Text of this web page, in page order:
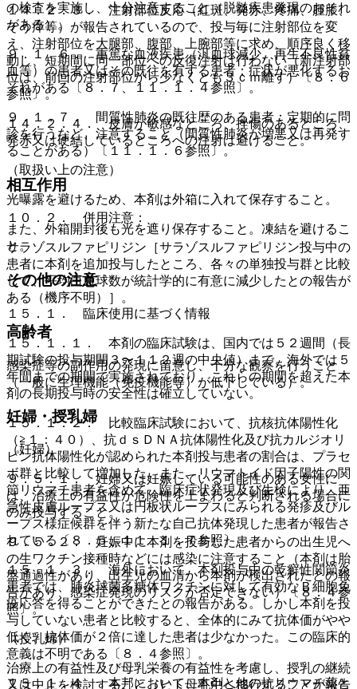
１４．２．３． 注射部位反応（紅斑、発赤、疼痛、腫脹、
そう痒等）が報告されているので、投与毎に注射部位を変
え、注射部位を大腿部、腹部、上腕部等に求め、順序良く移
動し、短期間に同一部位への反復注射は行わない（新注射部
位は、前回の注射部位から少なくとも３ｃｍ離す）〔８．６
参照〕。
１４．２．４． 皮膚が敏感なところ、挫傷のあるところ、
発赤又は硬結しているところへの注射は避けること。
（取扱い上の注意）
光曝露を避けるため、本剤は外箱に入れて保存すること。
また、外箱開封後も光を遮り保存すること。凍結を避けるこ
と。
その他の注意
１５．１． 臨床使用に基づく情報
１５．１．１． 本剤の臨床試験は、国内では５２週間（長
期試験の投与期間３〜１１２週の中央値）まで、海外では５
年間までの期間で実施されており、これらの期間を超えた本
剤の長期投与時の安全性は確立していない。
１５．１．２． 比較臨床試験において、抗核抗体陽性化
（≧１：４０）、抗ｄｓＤＮＡ抗体陽性化及び抗カルジオリ
ピン抗体陽性化が認められた本剤投与患者の割合は、プラセ
ボ群と比較して増加した。また、リウマトイド因子陽性の関
節リウマチ患者を含めて、臨床症状発現及び生検により、亜
急性皮膚ループス又は円板状ループスにみられる発疹及びル
ープス様症候群を伴う新たな自己抗体発現した患者が報告さ
れている〔８．５、１１．１．７参照〕。
１５．１．３． 海外において、本剤投与中の乾癬性関節炎
患者では、肺炎球菌多糖体ワクチンに対して有効なＢ細胞免
疫応答を得ることができたとの報告がある。しかし本剤を投
与していない患者と比較すると、全体的にみて抗体価がやや
低く、抗体価が２倍に達した患者は少なかった。この臨床的
意義は不明である〔８．４参照〕。
１５．１．４． 本邦において、本剤と他の抗リウマチ薬と
の検査を実施し、十分注意すること（脱髄疾患発現のおそれ
がある）。
９．１．６． 重篤な血液疾患（汎血球減少、再生不良性貧
血等）の患者又はその既往を有する患者：症状が悪化するお
それがある〔８．７、１１．１．４参照〕。
９．１．７． 間質性肺炎の既往歴のある患者：定期的に問
診を行うなど、注意すること（間質性肺炎が増悪又は再発す
ることがある）〔１１．１．６参照〕。
相互作用
１０．２． 併用注意：
サラゾスルファピリジン［サラゾスルファピリジン投与中の
患者に本剤を追加投与したところ、各々の単独投与群と比較
して、平均白血球数が統計学的に有意に減少したとの報告が
ある（機序不明）］。
高齢者
感染症等の副作用の発現に留意し、十分な観察を行うこと
（一般に生理機能（免疫機能等）が低下している）。
妊婦・授乳婦
（妊婦）
９．５．１． 妊婦又は妊娠している可能性のある女性に
は、治療上の有益性が危険性を上まわると判断される場合に
のみ投与すること。
９．５．２． 妊娠中に本剤を投与した患者からの出生児へ
の生ワクチン接種時などには感染に注意すること（本剤は胎
盤通過性があり、出生児の血清から本剤が検出されたとの報
告があり、感染症発現のリスクが否定できない）〔８．４参
照〕。
（授乳婦）
治療上の有益性及び母乳栄養の有益性を考慮し、授乳の継続
又は中止を検討すること（ヒト母乳中へ移行することが報告